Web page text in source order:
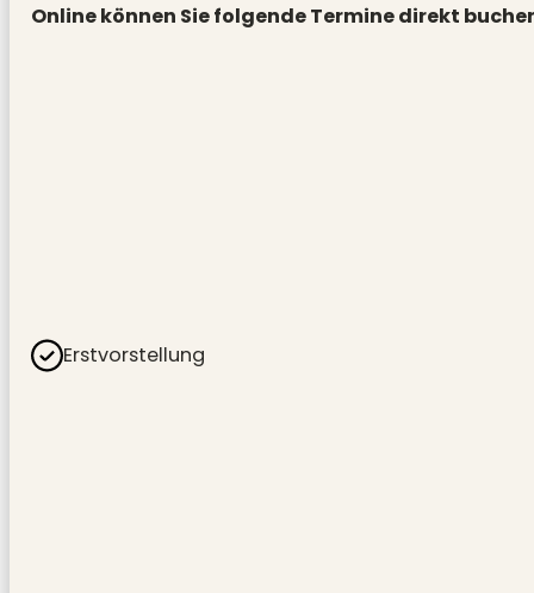
Online können Sie folgende Termine direkt
Erstvorstellung